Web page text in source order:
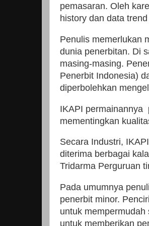
pemasaran. Oleh
history dan data
Penulis memerlukan
dunia penerbitan. Di
masing-masing.
Penerbit Indonesia)
diperbolehkan
IKAPI permainannya
mementingkan
Secara Industri,
diterima berbagai
Tridarma Perguruan
Pada umumnya
penerbit minor.
untuk
untuk memberikan